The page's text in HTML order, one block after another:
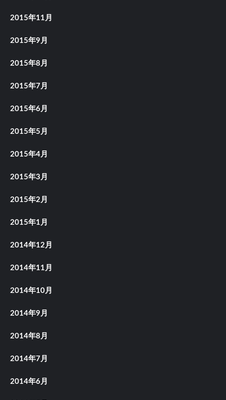
2015年11月
2015年9月
2015年8月
2015年7月
2015年6月
2015年5月
2015年4月
2015年3月
2015年2月
2015年1月
2014年12月
2014年11月
2014年10月
2014年9月
2014年8月
2014年7月
2014年6月